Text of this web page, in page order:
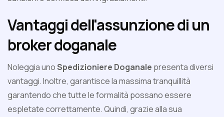
Vantaggi dell'assunzione di un
broker doganale
Noleggia unoSpedizioniere Doganale presenta diversi
vantaggi. Inoltre, garantisce la massima tranquillità
garantendo che tutte le formalità possano essere
espletate correttamente. Quindi, grazie alla sua